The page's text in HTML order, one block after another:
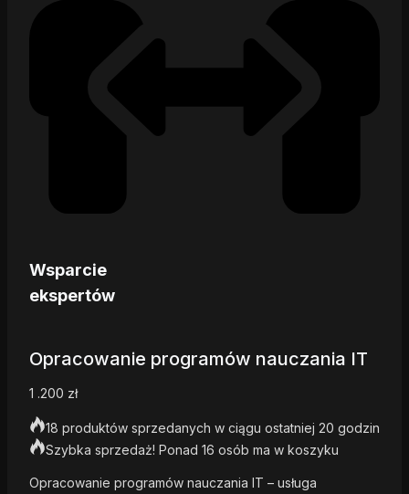
Wsparcie
ekspertów
Opracowanie programów nauczania IT
1 .200 zł
18 produktów sprzedanych w ciągu ostatniej 20 godzin
Szybka sprzedaż! Ponad 16 osób ma w koszyku
Opracowanie programów nauczania IT – usługa